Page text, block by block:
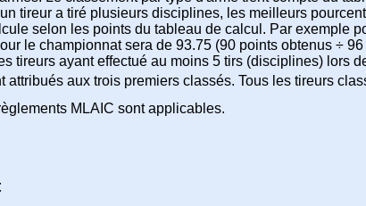
tireur a tiré plusieurs disciplines, les meilleurs
selon les points du tableau de calcul. Par exemple
le championnat sera de 93.75 (90 points obtenus ÷
tireurs ayant effectué au moins 5 tirs (disciplines) lors
attribués aux trois premiers classés. Tous les tireurs
MLAIC sont applicables.